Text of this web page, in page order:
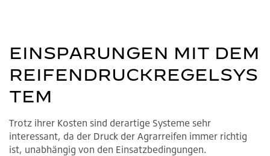
EINSPARUNGEN MIT DEM
REIFENDRUCKREGELSYS
TEM
Trotz ihrer Kosten sind derartige Systeme sehr
interessant, da der Druck der Agrarreifen immer richtig
ist, unabhängig von den Einsatzbedingungen.